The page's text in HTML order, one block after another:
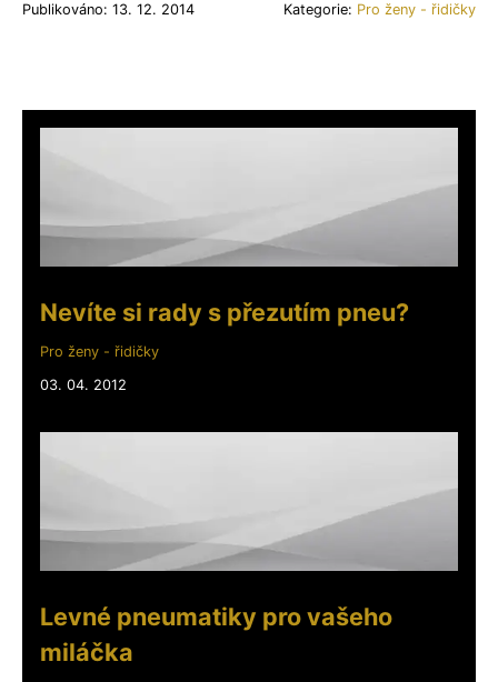
Publikováno: 13. 12. 2014 Kategorie: Pro ženy - řidičky
Nevíte si rady s přezutím pneu?
Pro ženy - řidičky
03. 04. 2012
Levné pneumatiky pro vašeho
miláčka